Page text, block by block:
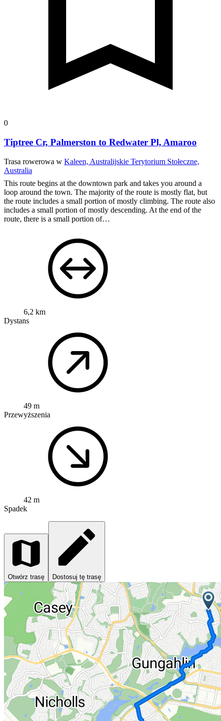
0
Tiptree Cr, Palmerston to Redwater Pl, Amaroo
Trasa rowerowa w Kaleen, Australijskie Terytorium Stołeczne,
Australia
This route begins at the downtown park and takes you around a
loop around the town. The majority of the route is mostly flat, but
the route includes a small portion of mostly climbing. The route also
includes a small portion of mostly descending. At the end of the
route, there is a small portion of…
6,2 km
Dystans
49 m
Przewyższenia
42 m
Spadek
Otwórz trasę Dostosuj tę trasę